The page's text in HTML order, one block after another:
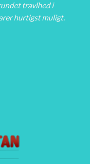
travlhed i
hurtigst muligt.